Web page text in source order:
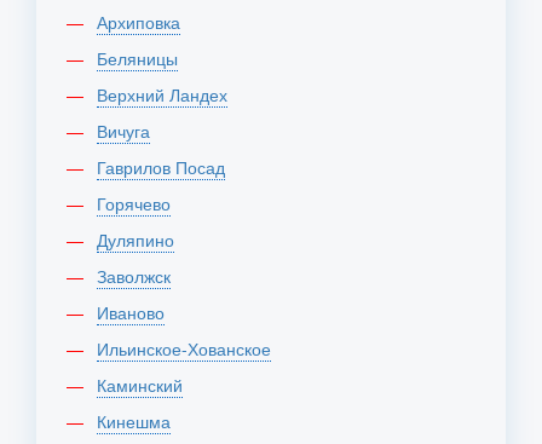
Архиповка
Беляницы
Верхний Ландех
Вичуга
Гаврилов Посад
Горячево
Дуляпино
Заволжск
Иваново
Ильинское-Хованское
Каминский
Кинешма